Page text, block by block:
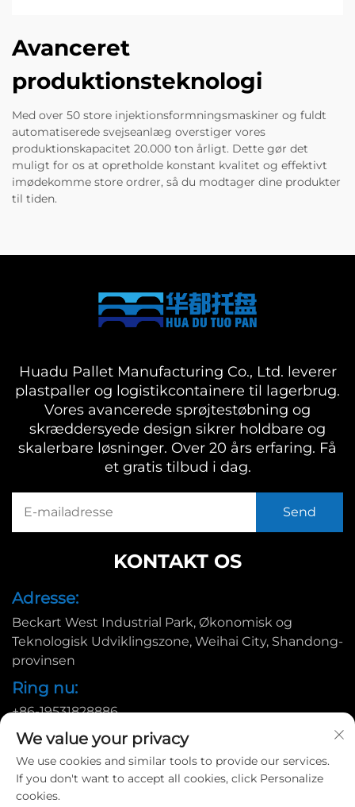
Avanceret
produktionsteknologi
Med over 50 store injektionsformningsmaskiner og fuldt
automatiserede svejseanlæg overstiger vores
produktionskapacitet 20.000 ton årligt. Dette gør det
muligt for os at opretholde konstant kvalitet og effektivt
imødekomme store ordrer, så du modtager dine produkter
til tiden.
Huadu Pallet Manufacturing Co., Ltd. leverer
plastpaller og logistikcontainere til lagerbrug.
Vores avancerede sprøjtestøbning og
skræddersyede design sikrer holdbare og
skalerbare løsninger. Over 20 års erfaring. Få
et gratis tilbud i dag.
KONTAKT OS
Adresse:
Beckart West Industrial Park, Økonomisk og
Teknologisk Udviklingszone, Weihai City, Shandong-
provinsen
Ring nu:
+86-19531828886
E-mail:
[email protected]
We value your privacy
We use cookies and similar tools to provide our services.
If you don't want to accept all cookies, click Personalize
cookies.